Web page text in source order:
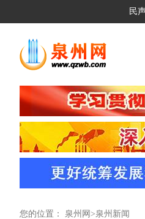
民
您的位置： 泉州网 >泉州新闻